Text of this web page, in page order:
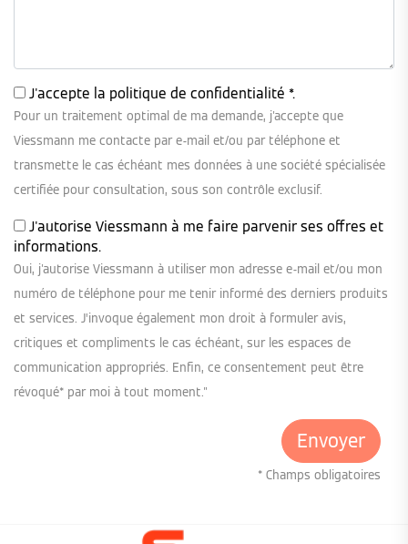
J'accepte la politique de confidentialité *.
Pour un traitement optimal de ma demande, j'accepte que
Viessmann me contacte par e-mail et/ou par téléphone et
transmette le cas échéant mes données à une société spécialisée
certifiée pour consultation, sous son contrôle exclusif.
J'autorise Viessmann à me faire parvenir ses offres et
informations.
Oui, j'autorise Viessmann à utiliser mon adresse e-mail et/ou mon
numéro de téléphone pour me tenir informé des derniers produits
et services. J’invoque également mon droit à formuler avis,
critiques et compliments le cas échéant, sur les espaces de
communication appropriés. Enfin, ce consentement peut être
révoqué* par moi à tout moment."
* Champs obligatoires